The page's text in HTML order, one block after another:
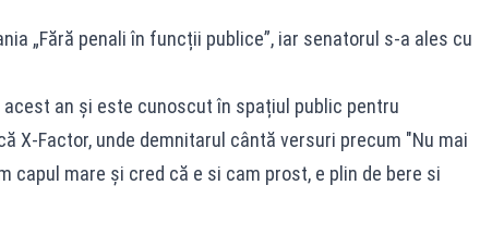
„Fără penali în funcții publice”, iar senatorul s-a ales cu
an și este cunoscut în spațiul public pentru
X-Factor, unde demnitarul cântă versuri precum "Nu mai
capul mare și cred că e si cam prost, e plin de bere si